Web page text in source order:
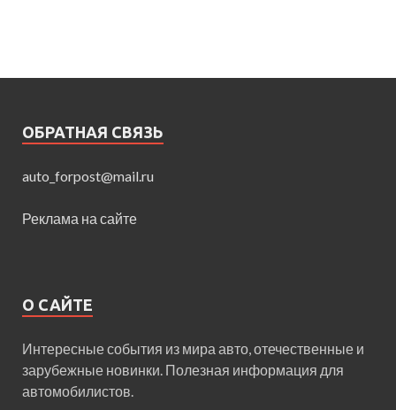
ОБРАТНАЯ СВЯЗЬ
auto_forpost@mail.ru
Реклама на сайте
О САЙТЕ
Интересные события из мира авто, отечественные и
зарубежные новинки. Полезная информация для
автомобилистов.